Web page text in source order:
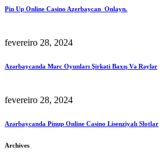
Pin Up Online Casino Azerbaycan ️ Onlayn.
fevereiro 28, 2024
Azərbaycanda Mərc Oyunları Şirkəti Baxış Və Rəylər
fevereiro 28, 2024
Azərbaycanda Pinup Online Casino Lisenziyalı Slotlar
Archives